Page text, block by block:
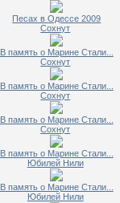
Песах в Одессе 2009
Сохнут
В память о Марине Стали...
Сохнут
В память о Марине Стали...
Сохнут
В память о Марине Стали...
Сохнут
В память о Марине Стали...
Юбилей Нили
В память о Марине Стали...
Юбилей Нили